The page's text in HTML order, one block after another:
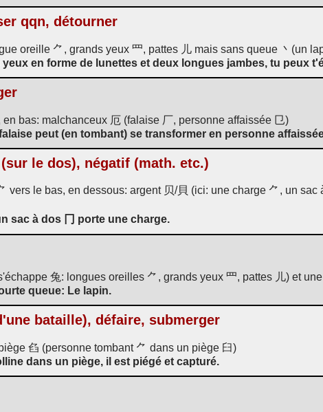
qqn, détourner
oreille ⺈, grands yeux 罒, pattes 儿 mais sans queue 丶(un
en forme de lunettes et deux longues jambes, tu peux
bas: malchanceux 厄 (falaise 厂, personne affaissée 㔾)
peut (en tombant) se transformer en personne
le dos), négatif (math. etc.)
vers le bas, en dessous: argent 贝/貝 (ici: une charge ⺈, un sac
sac à dos 冂 porte une charge.
兔: longues oreilles ⺈, grands yeux 罒, pattes 儿) et une
queue: Le lapin.
bataille), défaire, submerger
臽 (personne tombant ⺈ dans un piège 臼)
dans un piège, il est piégé et capturé.